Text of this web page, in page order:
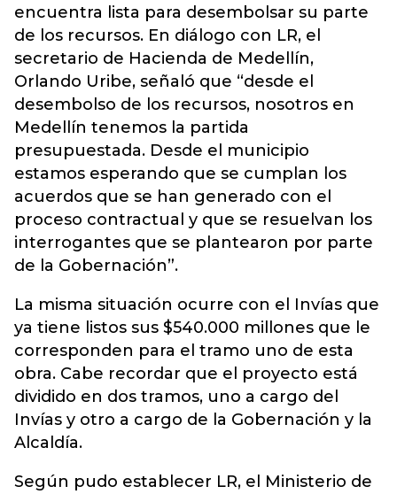
encuentra lista para desembolsar su parte
de los recursos. En diálogo con LR, el
secretario de Hacienda de Medellín,
Orlando Uribe, señaló que “desde el
desembolso de los recursos, nosotros en
Medellín tenemos la partida
presupuestada. Desde el municipio
estamos esperando que se cumplan los
acuerdos que se han generado con el
proceso contractual y que se resuelvan los
interrogantes que se plantearon por parte
de la Gobernación”.
La misma situación ocurre con el Invías que
ya tiene listos sus $540.000 millones que le
corresponden para el tramo uno de esta
obra. Cabe recordar que el proyecto está
dividido en dos tramos, uno a cargo del
Invías y otro a cargo de la Gobernación y la
Alcaldía.
Según pudo establecer LR, el Ministerio de